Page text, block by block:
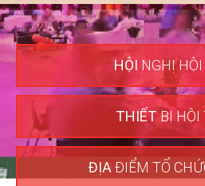
HỘI NGHỊ
THIẾTBỊ HỘI
ĐỊA ĐIỂM TỔ